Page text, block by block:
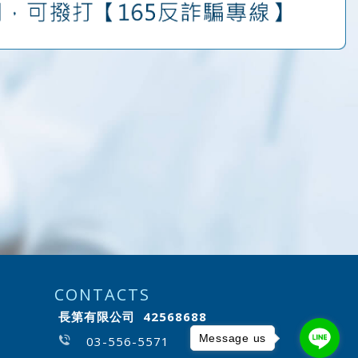
CONTACTS
長第有限公司 42568688
03-556-5571
Message us